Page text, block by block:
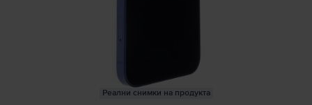
Реални снимки на продукта